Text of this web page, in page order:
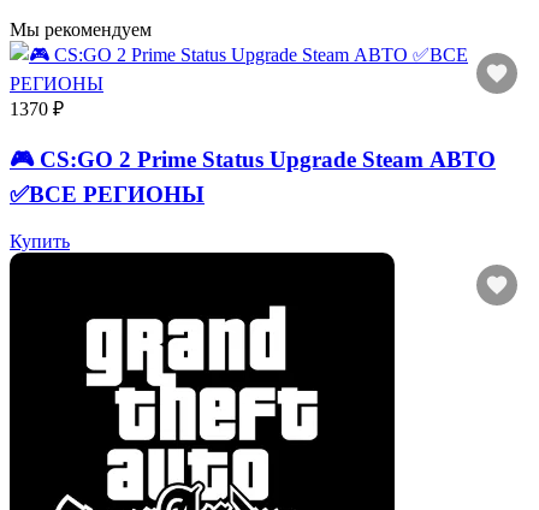
Мы рекомендуем
1370 ₽
🎮 CS:GO 2 Prime Status Upgrade Steam АВТО
✅ВСЕ РЕГИОНЫ
Купить